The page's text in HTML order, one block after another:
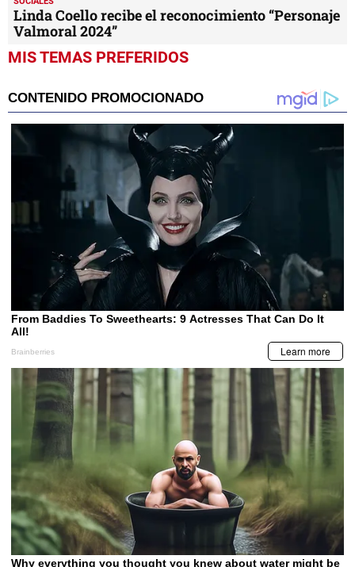
Linda Coello recibe el reconocimiento “Personaje
Valmoral 2024”
MIS TEMAS PREFERIDOS